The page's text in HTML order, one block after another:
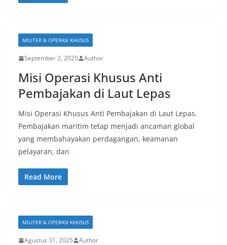
MILITER & OPERASI KHUSUS
September 2, 2025 Author
Misi Operasi Khusus Anti
Pembajakan di Laut Lepas
Misi Operasi Khusus Anti Pembajakan di Laut Lepas.
Pembajakan maritim tetap menjadi ancaman global
yang membahayakan perdagangan, keamanan
pelayaran, dan
Read More
MILITER & OPERASI KHUSUS
Agustus 31, 2025 Author